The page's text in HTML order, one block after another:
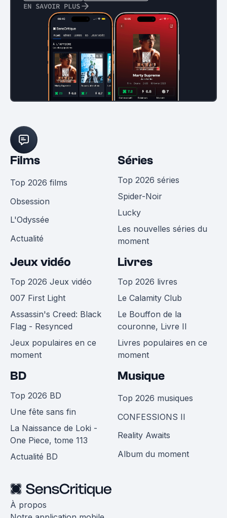
EN SAVOIR PLUS
Films
Top 2026 films
Obsession
L'Odyssée
Actualité
Séries
Top 2026 séries
Spider-Noir
Lucky
Les nouvelles séries du
moment
Jeux vidéo
Top 2026 Jeux vidéo
007 First Light
Assassin's Creed: Black
Flag - Resynced
Jeux populaires en ce
moment
Livres
Top 2026 livres
Le Calamity Club
Le Bouffon de la
couronne, Livre II
Livres populaires en ce
moment
BD
Top 2026 BD
Une fête sans fin
La Naissance de Loki -
One Piece, tome 113
Actualité BD
Musique
Top 2026 musiques
CONFESSIONS II
Reality Awaits
Album du moment
À propos